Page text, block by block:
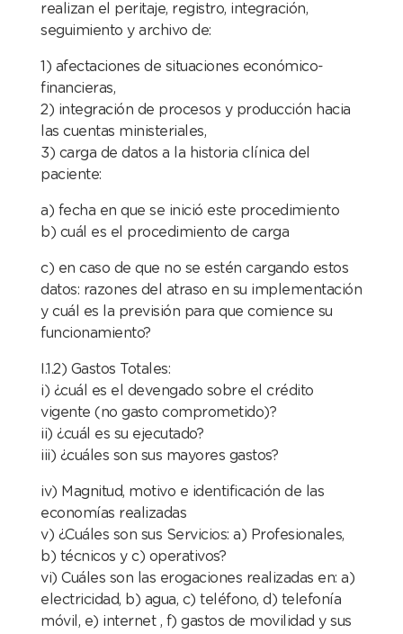
realizan el peritaje, registro, integración,
seguimiento y archivo de:
1) afectaciones de situaciones económico-
financieras,
2) integración de procesos y producción hacia
las cuentas ministeriales,
3) carga de datos a la historia clínica del
paciente:
a) fecha en que se inició este procedimiento
b) cuál es el procedimiento de carga
c) en caso de que no se estén cargando estos
datos: razones del atraso en su implementación
y cuál es
la previsión para que comience su
funcionamiento?
I.1.2) Gastos Totales:
i) ¿cuál es el devengado sobre el crédito
vigente (no gasto comprometido)?
ii) ¿cuál es su ejecutado?
iii) ¿cuáles son sus mayores gastos?
iv) Magnitud, motivo e identificación de las
economías realizadas
v) ¿Cuáles son sus Servicios: a) Profesionales,
b) técnicos y c) operativos?
vi) Cuáles son las erogaciones realizadas en: a)
electricidad, b) agua, c) teléfono, d) telefonía
móvil, e) internet , f) gastos de movilidad y sus